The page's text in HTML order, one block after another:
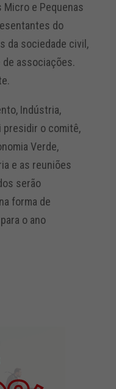
Micro e Pequenas
do
da sociedade civil,
associações.
Indústria,
presidir o comitê,
Verde,
e as reuniões
serão
forma de
o ano